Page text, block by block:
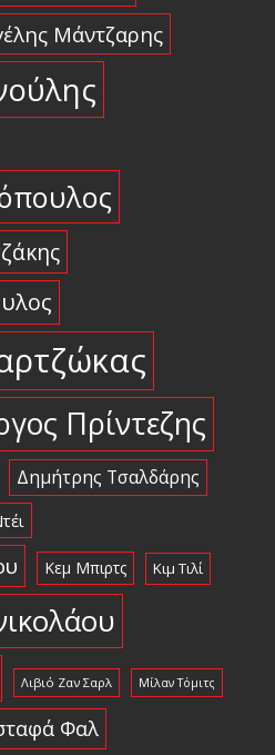
Μάντζαρης
Πρίντεζης
Δημήτρης Τσαλδάρης
Κεμ Μπιρτς Κιμ Τιλί
Λιβιό Ζαν Σαρλ Μίλαν Τόμιτς
Φαλ